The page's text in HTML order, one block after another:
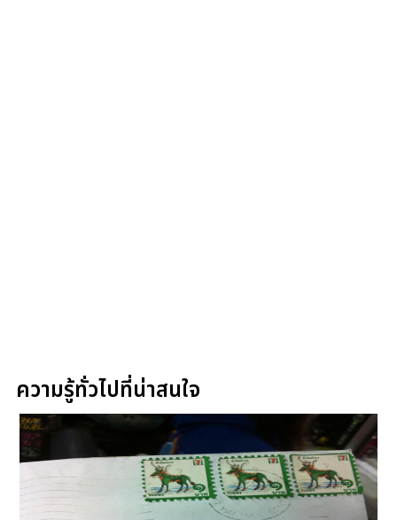
ความรู้ทั่วไปที่น่าสนใจ